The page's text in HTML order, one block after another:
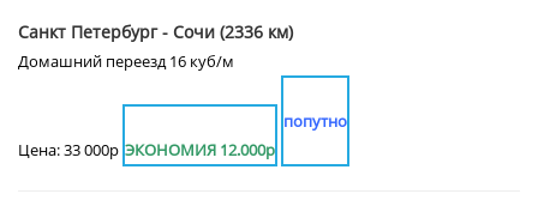
Санкт Петербург - Сочи (2336 км)
Домашний переезд 16 куб/м
Цена: 33 000р ЭКОНОМИЯ 12.000р
попутно